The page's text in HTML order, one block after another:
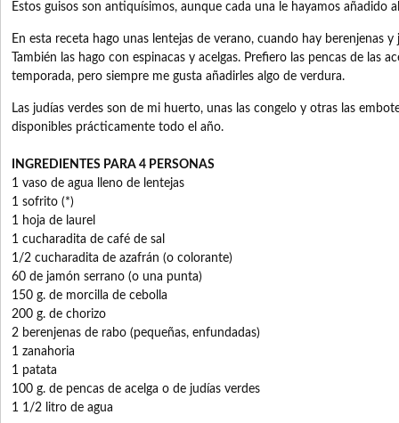
Estos guisos son antiquísimos, aunque cada una le hayamos añadido
En esta receta hago unas lentejas de verano, cuando hay berenjenas
También las hago con espinacas y acelgas. Prefiero las pencas de las
temporada, pero siempre me gusta añadirles algo de verdura.
Las judías verdes son de mi huerto, unas las congelo y otras las
disponibles prácticamente todo el año.
INGREDIENTES PARA 4 PERSONAS
1 vaso de agua lleno de lentejas
1 sofrito (*)
1 hoja de laurel
1 cucharadita de café de sal
1/2 cucharadita de azafrán (o colorante)
60 de jamón serrano (o una punta)
150 g. de morcilla de cebolla
200 g. de chorizo
2 berenjenas de rabo (pequeñas, enfundadas)
1 zanahoria
1 patata
100 g. de pencas de acelga o de judías verdes
1 1/2 litro de agua